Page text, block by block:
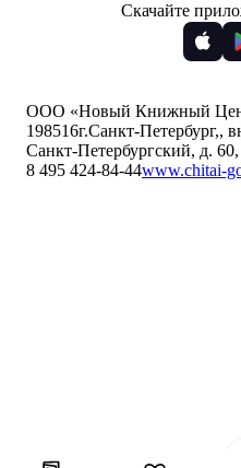
Скачайте
ООО «Новый Книжный
198516г.Санкт-Петербург,,
Санкт-Петербургский, д. 60,
8 495 424-84-44www.chitai-